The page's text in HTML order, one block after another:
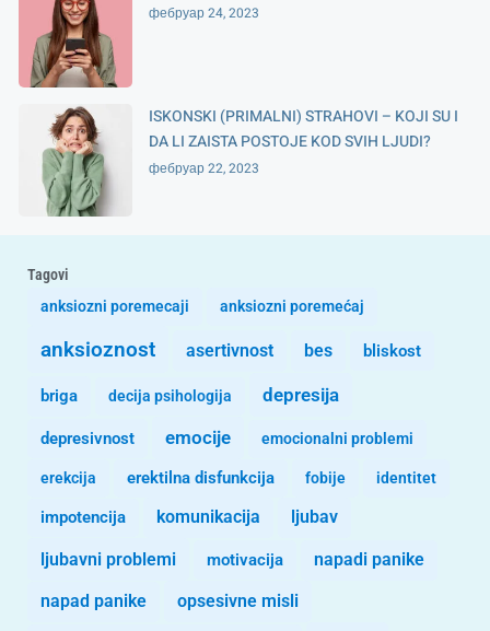
фебруар 24, 2023
ISKONSKI (PRIMALNI) STRAHOVI – KOJI SU I
DA LI ZAISTA POSTOJE KOD SVIH LJUDI?
фебруар 22, 2023
Tagovi
anksiozni poremecaji
anksiozni poremećaj
anksioznost asertivnost bes bliskost
briga decija psihologija depresija
depresivnost emocije emocionalni problemi
erekcija erektilna disfunkcija fobije identitet
impotencija komunikacija ljubav
ljubavni problemi motivacija napadi panike
napad panike opsesivne misli